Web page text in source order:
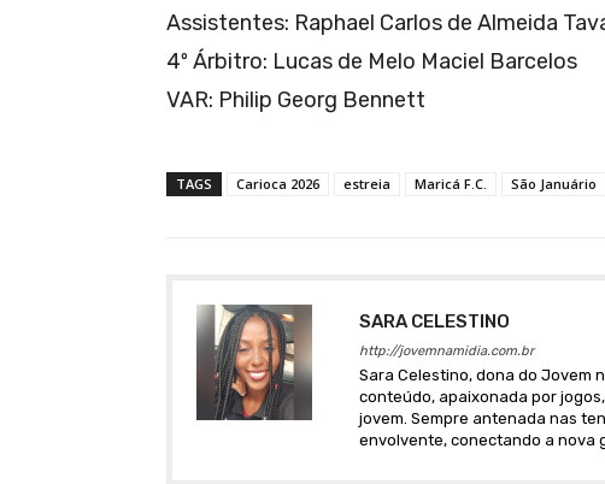
Assistentes: Raphael Carlos de Almeida
4º Árbitro: Lucas de Melo Maciel Barcelos
VAR: Philip Georg Bennett
TAGS Carioca 2026 estreia Maricá F.C. São Januário
SARA CELESTINO
http://jovemnamidia.com.br
Sara Celestino, dona do Jovem
conteúdo, apaixonada por
jovem. Sempre antenada nas
envolvente, conectando a nova